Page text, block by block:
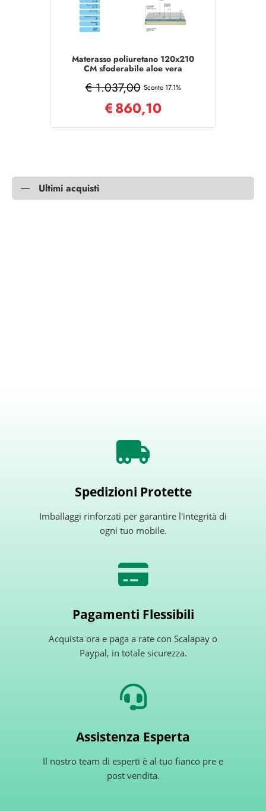
Materasso poliuretano 120x210
CM sfoderabile aloe vera
€ 1.037,00 Sconto 17.1%
€860,10
Ultimi acquisti
Spedizioni Protette
Imballaggi rinforzati per garantire l'integrità di
ogni tuo mobile.
Pagamenti Flessibili
Acquista ora e paga a rate con Scalapay o
Paypal, in totale sicurezza.
Assistenza Esperta
Il nostro team di esperti è al tuo fianco pre e
post vendita.